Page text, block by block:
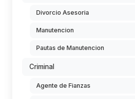
Divorcio Asesoria
Manutencion
Pautas de Manutencion
Criminal
Agente de Fianzas